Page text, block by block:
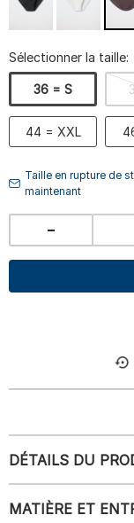
Sélectionner la taille:
36 = S
44 = XXL
Taille en rupture de
maintenant
-
DÉTAILS DU
MATIÈRE ET